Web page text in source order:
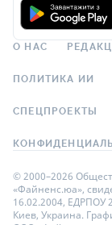
О НАС
ПОЛИТИКА ИИ
СПЕЦПРОЕКТЫ
© 2000–2026
«Файненс.юа»,
16.02.2004, ЕДРПОУ
Киев, Украина.